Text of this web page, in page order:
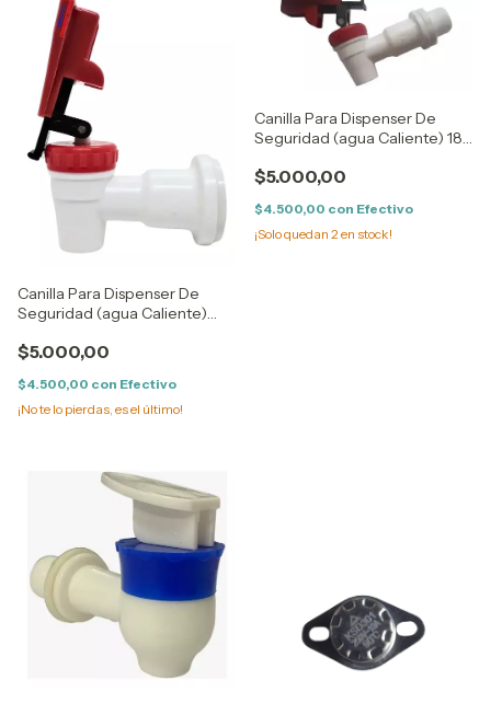
Canilla Para Dispenser De
Seguridad (agua Caliente)
$5.000,00
$4.500,00 con Efectivo
¡No te lo pierdas, es el último!
Canilla Para Dispenser De
Seguridad (agua Caliente) 18
$5.000,00
$4.500,00 con Efectivo
¡Solo quedan 2 en stock!